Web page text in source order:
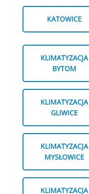
KATOWICE
KLIMATYZACJA
BYTOM
KLIMATYZACJA
GLIWICE
KLIMATYZACJA
MYSŁOWICE
KLIMATYZACJA